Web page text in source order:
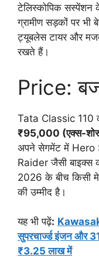
टेलिस्कोपिक सस्पेंशन
ग्रामीण सड़कों पर भी
ट्यूबलेस टायर और
रखते हैं।
Price:
Tata Classic 110
₹95,000 (एक्स-
अपने सेगमेंट में Hero
Raider जैसी बाइक्स
2026 के बीच किसी
की उम्मीद है।
यह भी पढ़ें:
सुपरचार्ज्ड इंजन और
₹3.25 लाख में